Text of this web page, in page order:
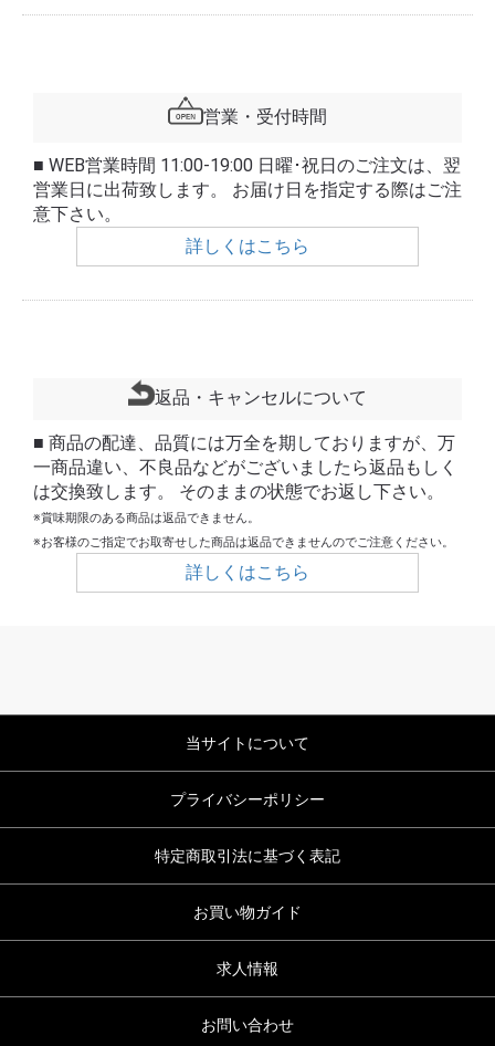
営業・受付時間
■ WEB営業時間 11:00-19:00 日曜･祝日のご注文は、翌
営業日に出荷致します。 お届け日を指定する際はご注
意下さい。
詳しくはこちら
返品・キャンセルについて
■ 商品の配達、品質には万全を期しておりますが、万
一商品違い、不良品などがございましたら返品もしく
は交換致します。 そのままの状態でお返し下さい。
※賞味期限のある商品は返品できません。
※お客様のご指定でお取寄せした商品は返品できませんのでご注意ください。
詳しくはこちら
当サイトについて
プライバシーポリシー
特定商取引法に基づく表記
お買い物ガイド
求人情報
お問い合わせ